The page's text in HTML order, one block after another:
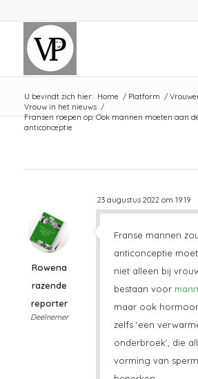
U bevindt zich hier: Home / Platform /
Vrouw in het nieuws /
Fransen roepen op: Ook mannen moeten aan
anticonceptie
23 augustus 2022 om 19:19
Rowena
razende
reporter
Deelnemer
Franse mannen
anticonceptie
niet alleen bij
bestaan voor
maar ook
zelfs ‘een
onderbroek’, die
vorming van